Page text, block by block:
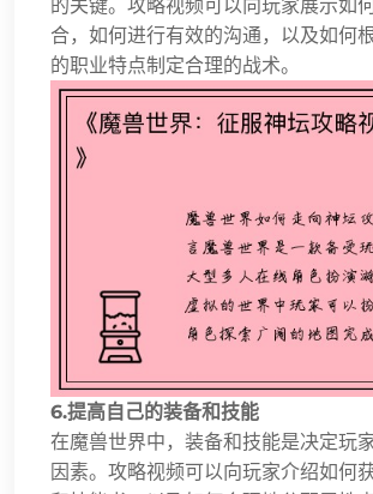
的关键。攻略视频可以向玩家展示如
合，如何进行有效的沟通，以及如何
的职业特点制定合理的战术。
6.提高自己的装备和技能
在魔兽世界中，装备和技能是决定玩
因素。攻略视频可以向玩家介绍如何